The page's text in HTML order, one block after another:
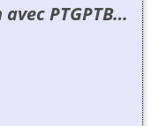
PTGPTB…